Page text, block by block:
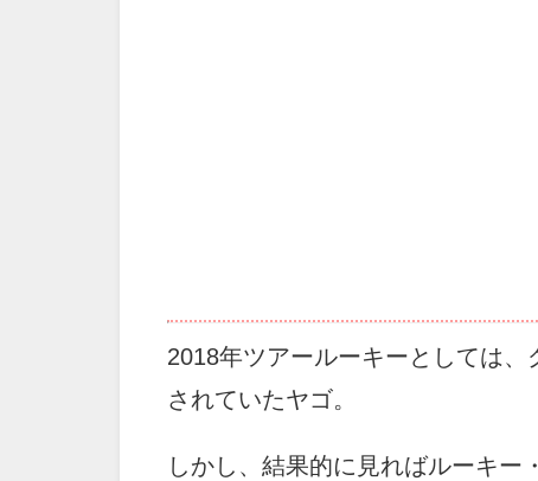
2018年ツアールーキーとしては
されていたヤゴ。
しかし、結果的に見ればルーキー